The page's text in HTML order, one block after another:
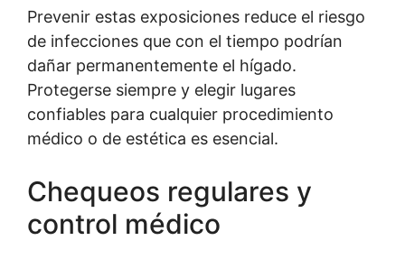
Prevenir estas exposiciones reduce el riesgo
de infecciones que con el tiempo podrían
dañar permanentemente el hígado.
Protegerse siempre y elegir lugares
confiables para cualquier procedimiento
médico o de estética es esencial.
Chequeos regulares y
control médico